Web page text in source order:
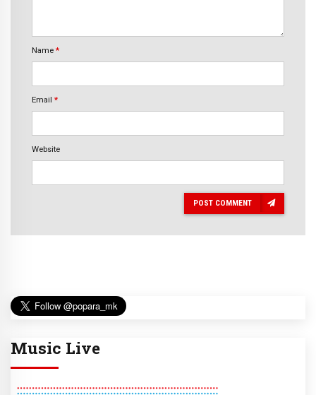
Name *
Email *
Website
POST COMMENT
Music Live